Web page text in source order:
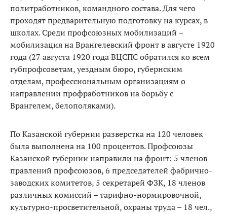
политработников, командного состава. Для чего
проходят предварительную подготовку на курсах, в
школах. Среди профсоюзных мобилизаций –
мобилизация на Врангелевский фронт в августе 1920
года (27 августа 1920 года ВЦСПС обратился ко всем
губпрофсоветам, уездным бюро, губернским
отделам, профессиональным организациям о
направлении профработников на борьбу с
Врангелем, белополяками).
По Казанской губернии разверстка на 120 человек
была выполнена на 100 процентов. Профсоюзы
Казанской губернии направили на фронт: 5 членов
правлений профсоюзов, 6 председателей фабрично-
заводских комитетов, 5 секретарей ФЗК, 18 членов
различных комиссий – тарифно-нормировочной,
культурно-просветительной, охраны труда – 18 чел.,